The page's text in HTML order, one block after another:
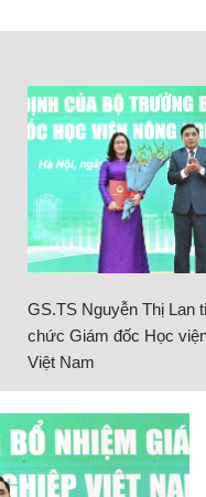
GS.TS Nguyễn Thị Lan
chức Giám đốc Học
Việt Nam